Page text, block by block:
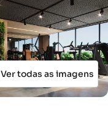
Ver todas as imagens